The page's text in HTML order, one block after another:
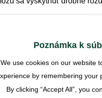
zmes mohla spojiť a v
najhoršom prípade
Poznámka k
We use cookies on our website
by remembering your
By clicking “Accept All”, you